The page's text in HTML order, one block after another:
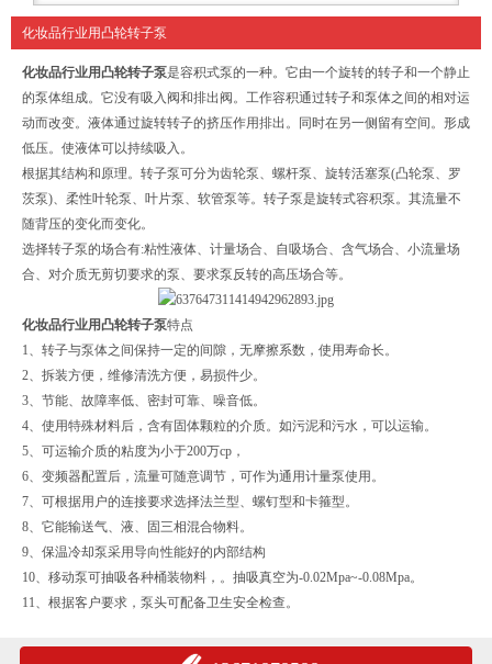
化妆品行业用凸轮转子泵
化妆品行业用凸轮转子泵是容积式泵的一种。它由一个旋转的转子和一个静止
的泵体组成。它没有吸入阀和排出阀。工作容积通过转子和泵体之间的相对运
动而改变。液体通过旋转转子的挤压作用排出。同时在另一侧留有空间。形成
低压。使液体可以持续吸入。
根据其结构和原理。转子泵可分为齿轮泵、螺杆泵、旋转活塞泵(凸轮泵、罗
茨泵)、柔性叶轮泵、叶片泵、软管泵等。转子泵是旋转式容积泵。其流量不
随背压的变化而变化。
选择转子泵的场合有:粘性液体、计量场合、自吸场合、含气场合、小流量场
合、对介质无剪切要求的泵、要求泵反转的高压场合等。
化妆品行业用凸轮转子泵特点
1、转子与泵体之间保持一定的间隙，无摩擦系数，使用寿命长。
2、拆装方便，维修清洗方便，易损件少。
3、节能、故障率低、密封可靠、噪音低。
4、使用特殊材料后，含有固体颗粒的介质。如污泥和污水，可以运输。
5、可运输介质的粘度为小于200万cp，
6、变频器配置后，流量可随意调节，可作为通用计量泵使用。
7、可根据用户的连接要求选择法兰型、螺钉型和卡箍型。
8、它能输送气、液、固三相混合物料。
9、保温冷却泵采用导向性能好的内部结构
10、移动泵可抽吸各种桶装物料，。抽吸真空为-0.02Mpa~-0.08Mpa。
11、根据客户要求，泵头可配备卫生安全检查。